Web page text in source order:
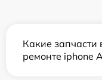
Какие запчасти
ремонте iphone